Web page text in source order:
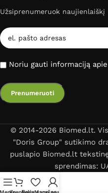
Užsiprenumeruok naujienlaiškį
Noriu gauti informaciją
© 2014-2026 Biomed.lt.
"Doris Group" sutikimo
puslapio Biomed.lt
sprendimas: